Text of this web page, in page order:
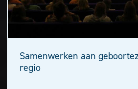
Samenwerken aan
regio